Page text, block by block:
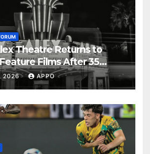
Theatre Returns to
Films After 35
2026 APPO